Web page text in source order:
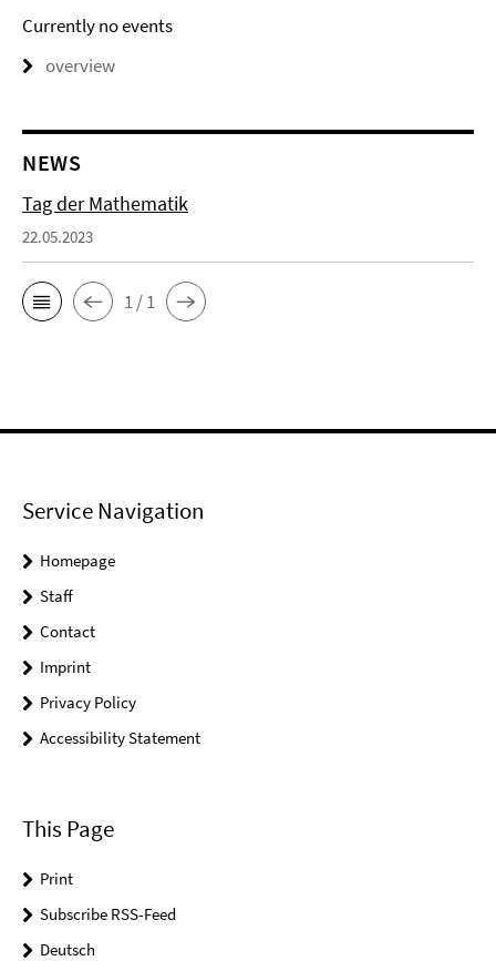
Currently no events
overview
NEWS
Tag der Mathematik
22.05.2023
1 / 1
Service Navigation
Homepage
Staff
Contact
Imprint
Privacy Policy
Accessibility Statement
This Page
Print
Subscribe RSS-Feed
Deutsch